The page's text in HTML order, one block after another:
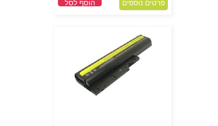
פרטים נוספים הוסף לסל